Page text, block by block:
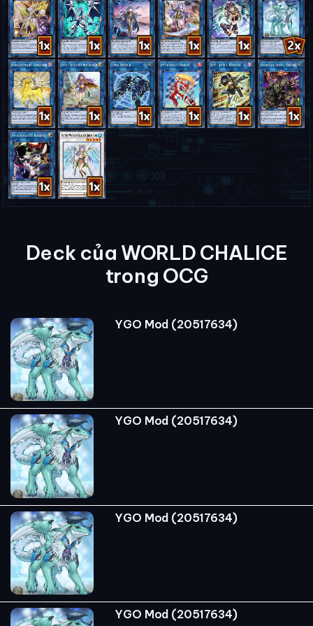
Deck của WORLD CHALICE
trong OCG
YGO Mod (20517634)
YGO Mod (20517634)
YGO Mod (20517634)
YGO Mod (20517634)